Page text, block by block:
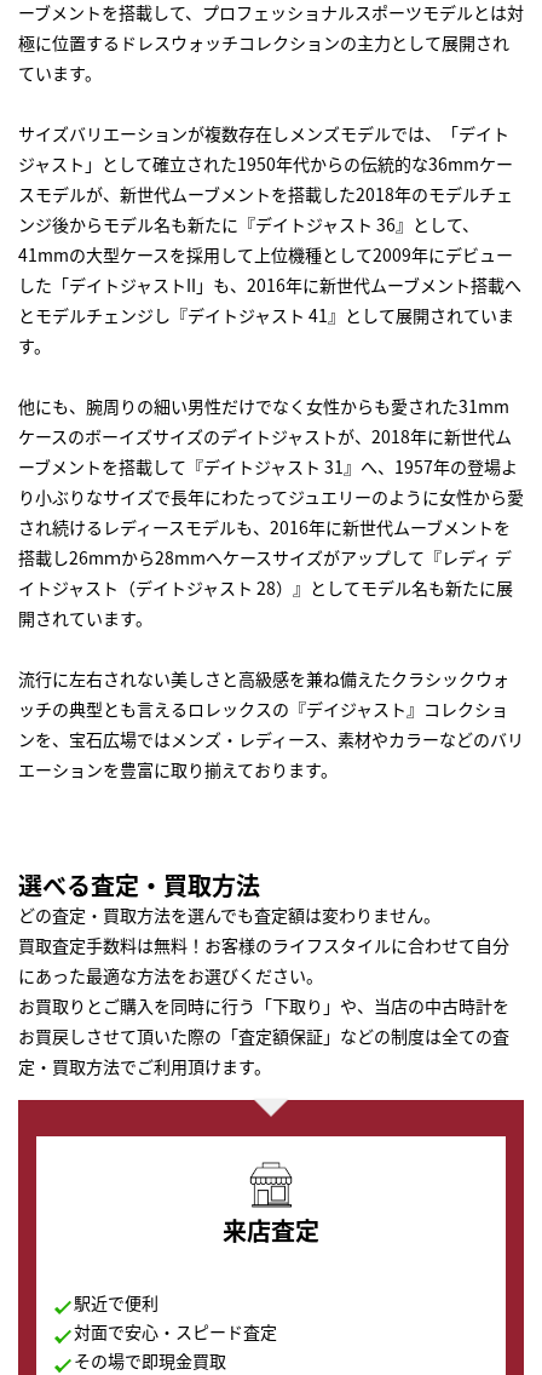
ーブメントを搭載して、プロフェッショナルスポーツモデルとは対
極に位置するドレスウォッチコレクションの主力として展開され
ています。
サイズバリエーションが複数存在しメンズモデルでは、「デイト
ジャスト」として確立された1950年代からの伝統的な36mmケー
スモデルが、新世代ムーブメントを搭載した2018年のモデルチェ
ンジ後からモデル名も新たに『デイトジャスト 36』として、
41mmの大型ケースを採用して上位機種として2009年にデビュー
した「デイトジャストII」も、2016年に新世代ムーブメント搭載へ
とモデルチェンジし『デイトジャスト 41』として展開されていま
す。
他にも、腕周りの細い男性だけでなく女性からも愛された31mm
ケースのボーイズサイズのデイトジャストが、2018年に新世代ム
ーブメントを搭載して『デイトジャスト 31』へ、1957年の登場よ
り小ぶりなサイズで長年にわたってジュエリーのように女性から愛
され続けるレディースモデルも、2016年に新世代ムーブメントを
搭載し26mｍから28mmへケースサイズがアップして『レディ デ
イトジャスト（デイトジャスト 28）』としてモデル名も新たに展
開されています。
流行に左右されない美しさと高級感を兼ね備えたクラシックウォ
ッチの典型とも言えるロレックスの『デイジャスト』コレクショ
ンを、宝石広場ではメンズ・レディース、素材やカラーなどのバリ
エーションを豊富に取り揃えております。
選べる査定・買取方法
どの査定・買取方法を選んでも査定額は変わりません。
買取査定手数料は無料！お客様のライフスタイルに合わせて自分
にあった最適な方法をお選びください。
お買取りとご購入を同時に行う「下取り」や、当店の中古時計を
お買戻しさせて頂いた際の「査定額保証」などの制度は全ての査
定・買取方法でご利用頂けます。
来店査定
駅近で便利
対面で安心・スピード査定
その場で即現金買取